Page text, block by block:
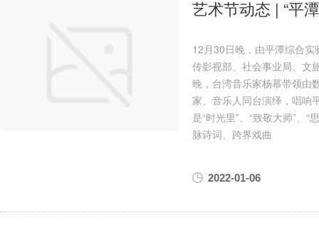
艺术节动态 | “平
12月30日晚，由平潭综合
传影视部、社会事业局、文
晚，台湾音乐家杨慕带领由
家、音乐人同台演绎，唱响
是“时光里”、“致敬大师”、“
脉诗词、跨界戏曲
2022-01-06